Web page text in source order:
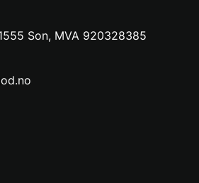
Son, MVA 920328385